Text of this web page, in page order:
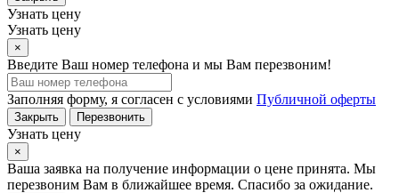
Узнать цену
Узнать цену
×
Введите Ваш номер телефона и мы Вам перезвоним!
Заполняя форму, я согласен с условиями Публичной оферты
Закрыть Перезвонить
Узнать цену
×
Ваша заявка на получение информации о цене принята. Мы
перезвоним Вам в ближайшее время. Спасибо за ожидание.